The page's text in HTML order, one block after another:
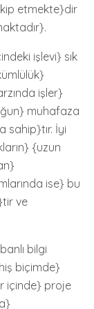
etmekte}dir
işlevi} sık
işler}
muhafaza
sahip}tır. İyi
{uzun
ise} bu
ve
bilgi
biçimde}
içinde} proje